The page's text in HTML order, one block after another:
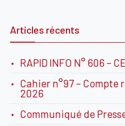
Articles récents
RAPID INFO N° 606 –
Cahier n°97 – Compte
2026
Communiqué de